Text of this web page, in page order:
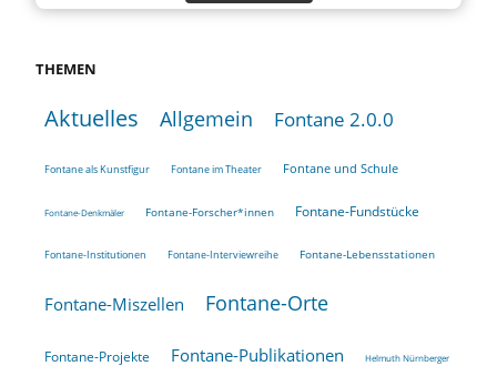
THEMEN
Aktuelles Allgemein Fontane 2.0.0
Fontane als Kunstfigur Fontane im Theater Fontane und Schule
Fontane-Denkmäler Fontane-Forscher*innen Fontane-Fundstücke
Fontane-Institutionen Fontane-Interviewreihe Fontane-Lebensstationen
Fontane-Miszellen Fontane-Orte
Fontane-Projekte Fontane-Publikationen Helmuth Nürnberger